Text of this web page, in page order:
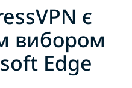
є
вибором
Edge